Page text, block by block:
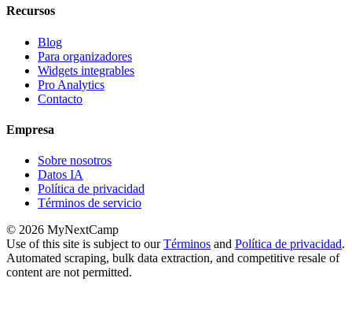
Recursos
Blog
Para organizadores
Widgets integrables
Pro Analytics
Contacto
Empresa
Sobre nosotros
Datos IA
Política de privacidad
Términos de servicio
© 2026 MyNextCamp
Use of this site is subject to our Términos and Política de privacidad.
Automated scraping, bulk data extraction, and competitive resale of
content are not permitted.